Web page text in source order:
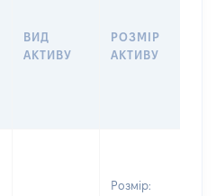
ВИД
АКТИВУ
РОЗМІР
АКТИВУ
Розмір: